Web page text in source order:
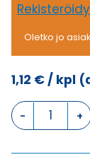
Oletko jo
1,12 €/ kpl
HSK-
3/8"